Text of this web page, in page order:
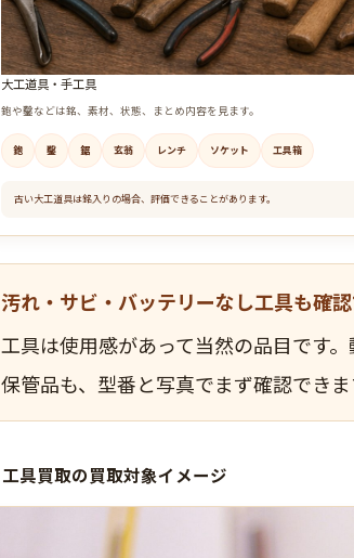
大工道具・手工具
鉋や鑿などは銘、素材、状態、まとめ内容を見ます。
鉋 鑿 鋸 玄翁 レンチ ソケット 工具箱
古い大工道具は銘入りの場合、評価できることがあります。
汚れ・サビ・バッテリーなし工具も確認
工具は使用感があって当然の品目です
保管品も、型番と写真でまず確認できま
工具買取の買取対象イメージ